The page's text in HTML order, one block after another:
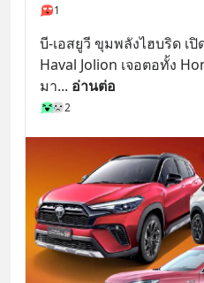
1
บี-เอสยูวี ขุมพลังไฮบริด เ
Haval Jolion เจอตอทั้ง
มา... อ่านต่อ
2